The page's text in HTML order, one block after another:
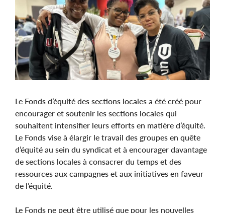
Le Fonds d’équité des sections locales a été créé pour
encourager et soutenir les sections locales qui
souhaitent intensifier leurs efforts en matière d’équité.
Le Fonds vise à élargir le travail des groupes en quête
d’équité au sein du syndicat et à encourager davantage
de sections locales à consacrer du temps et des
ressources aux campagnes et aux initiatives en faveur
de l’équité.
Le Fonds ne peut être utilisé que pour les nouvelles